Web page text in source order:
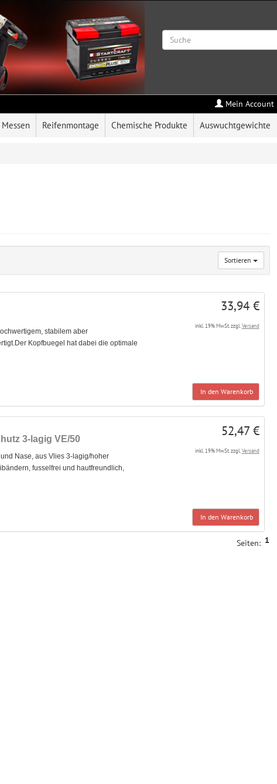
Mein Account
Reifenmontage Chemische Produkte Auswuchtgewichte
Sortieren
stabilem aber
Kopfbuegel hat dabei die optimale
33,94 €
inkl. 19% MwSt. zzgl.Versand
In den Warenkorb
3-lagig VE/50
Nase, aus Vlies 3-lagig/hoher
fusselfrei und hautfreundlich,
52,47 €
inkl. 19% MwSt. zzgl. Versand
In den Warenkorb
1
Seiten: